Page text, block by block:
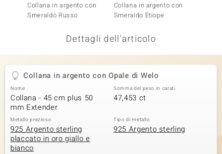
Classics
Collana in argento con
Smeraldo Russo
Collana in argento con
Smeraldo Etiope
Dettagli dell'articolo
Collana in argento con Opale di Welo
Nome
Collana - 45 cm plus 50
mm Extender
Somma del peso in carati
47,453 ct
Metallo prezioso
925 Argento sterling
placcato in oro giallo e
bianco
Tipo di metallo
925 Argento sterling